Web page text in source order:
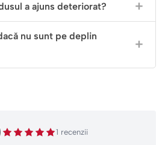
a ajuns deteriorat?
nu sunt pe deplin
1 recenzii